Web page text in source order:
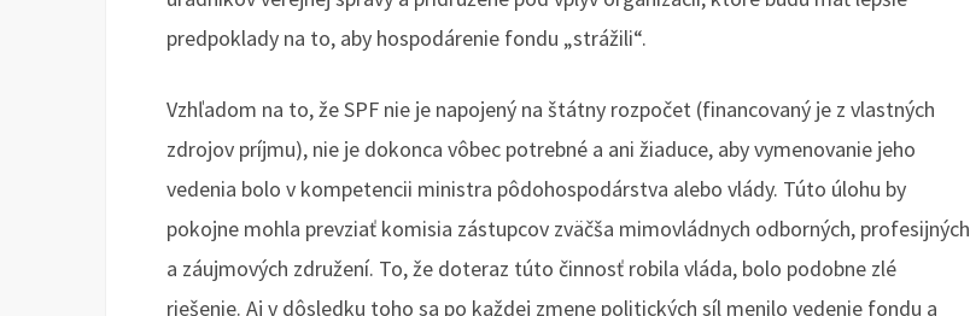
predpoklady na to, aby hospodárenie fondu „strážili“.
Vzhľadom na to, že SPF nie je napojený na štátny rozpočet (financovaný je z vlastných
zdrojov príjmu), nie je dokonca vôbec potrebné a ani žiaduce, aby vymenovanie jeho
vedenia bolo v kompetencii ministra pôdohospodárstva alebo vlády. Túto úlohu by
pokojne mohla prevziať komisia zástupcov zväčša mimovládnych odborných, profesijných
a záujmových združení. To, že doteraz túto činnosť robila vláda, bolo podobne zlé
riešenie. Aj v dôsledku toho sa po každej zmene politických síl menilo vedenie fondu a